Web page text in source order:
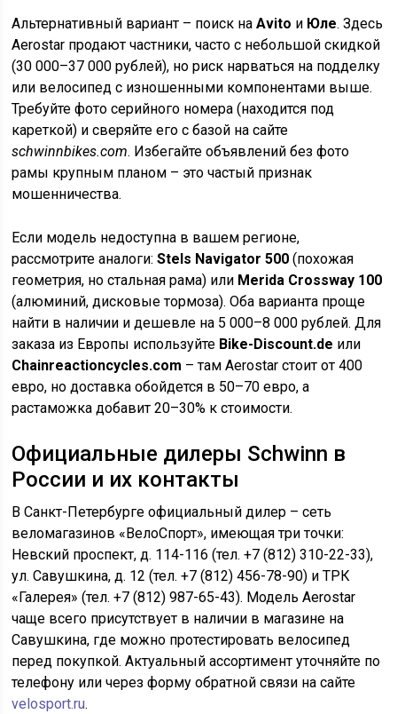
Альтернативный вариант – поиск наAvito и Юле. Здесь
Aerostar продают частники, часто с небольшой скидкой
(30 000–37 000 рублей), но риск нарваться на подделку
или велосипед с изношенными компонентами выше.
Требуйте фото серийного номера (находится под
кареткой) и сверяйте его с базой на сайте
schwinnbikes.com. Избегайте объявлений без фото
рамы крупным планом – это частый признак
мошенничества.
Если модель недоступна в вашем регионе,
рассмотрите аналоги:Stels Navigator 500 (похожая
геометрия, но стальная рама) или Merida Crossway 100
(алюминий, дисковые тормоза). Оба варианта проще
найти в наличии и дешевле на 5 000–8 000 рублей. Для
заказа из Европы используйте Bike-Discount.de или
Chainreactioncycles.com – там Aerostar стоит от 400
евро, но доставка обойдется в 50–70 евро, а
растаможка добавит 20–30% к стоимости.
Официальные дилеры Schwinn в
России и их контакты
В Санкт-Петербурге официальный дилер – сеть
веломагазинов «ВелоСпорт», имеющая три точки:
Невский проспект, д. 114-116 (тел. +7 (812) 310-22-33),
ул. Савушкина, д. 12 (тел. +7 (812) 456-78-90) и ТРК
«Галерея» (тел. +7 (812) 987-65-43). Модель Aerostar
чаще всего присутствует в наличии в магазине на
Савушкина, где можно протестировать велосипед
перед покупкой. Актуальный ассортимент уточняйте по
телефону или через форму обратной связи на сайте
velosport.ru.